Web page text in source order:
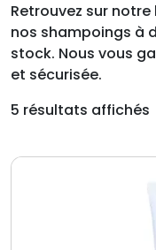
Retrouvez sur
nos shampoings à
stock. Nous vous
et sécurisée.
5 résultats affichés